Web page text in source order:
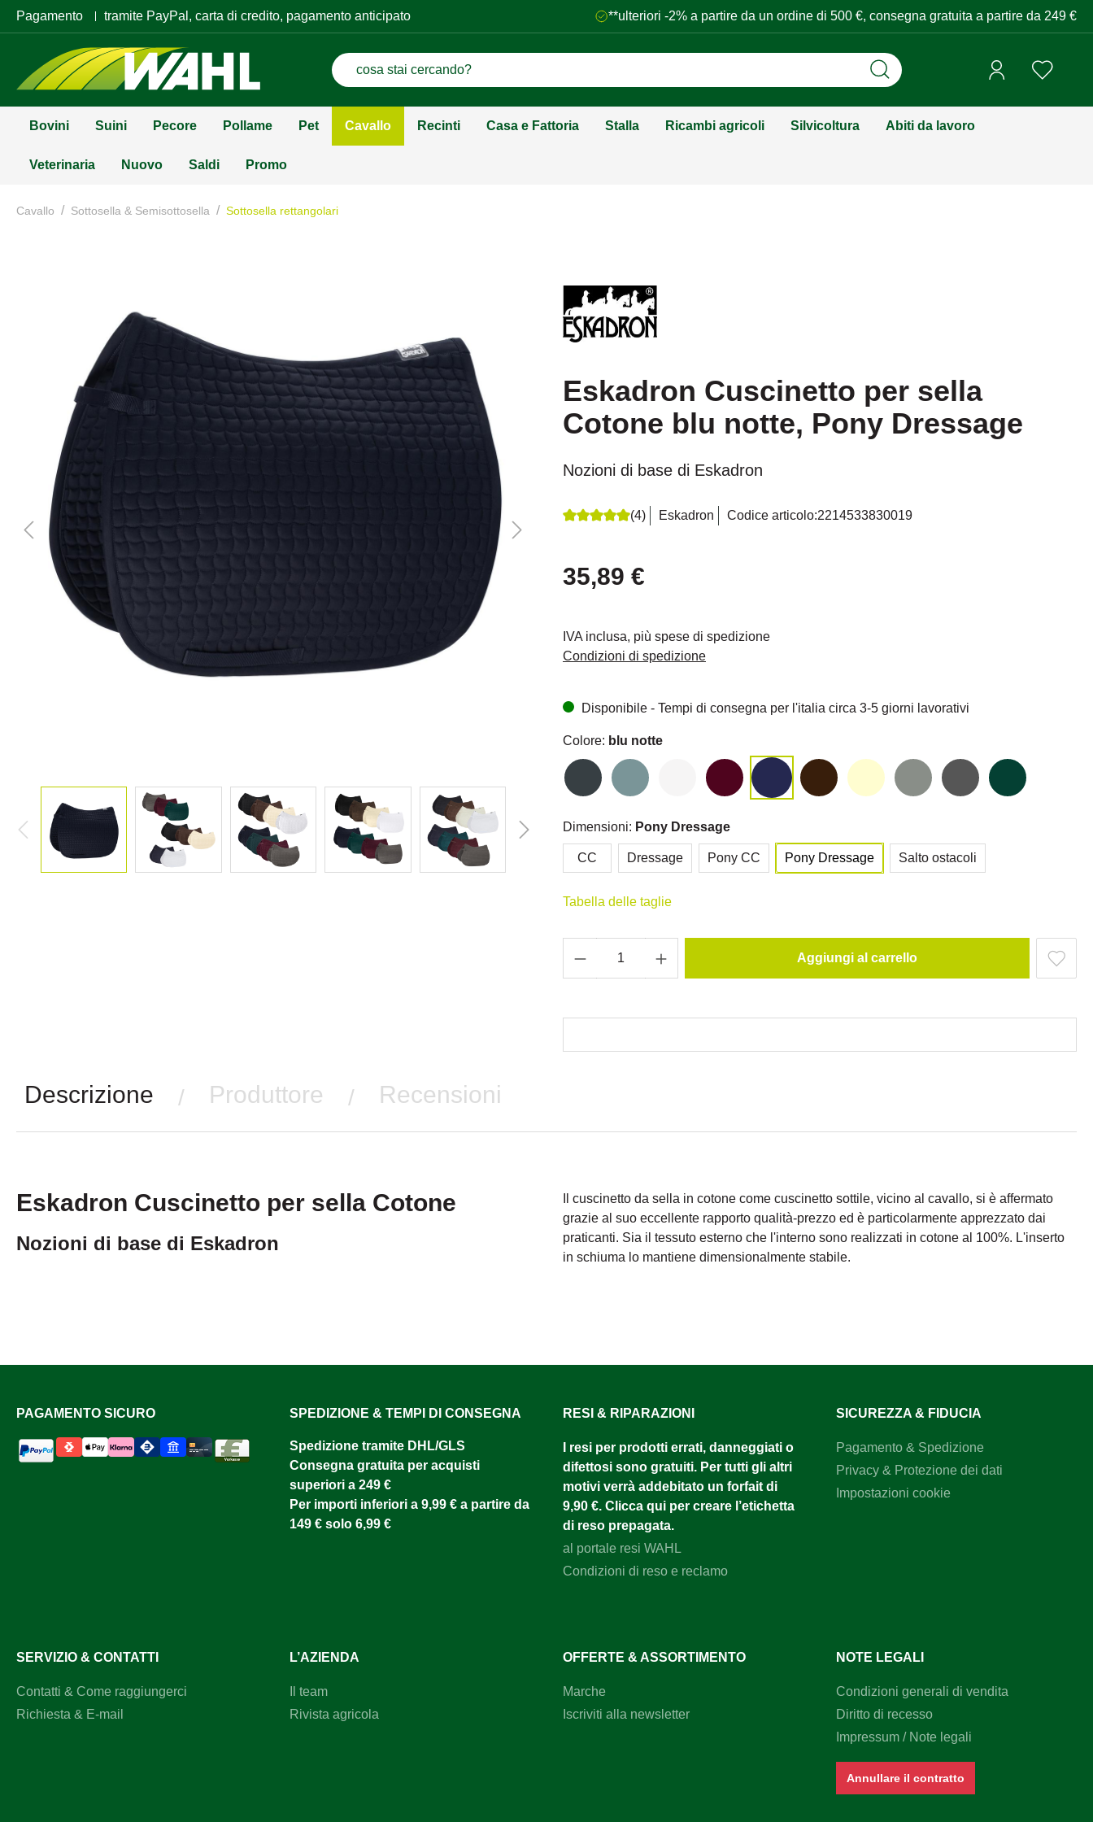
Pagamento tramite PayPal, carta di credito, pagamento anticipato **ulteriori -2% a partire da un ordine di 500 €, consegna gratuita a partire da 249 €
Bovini Suini Pecore Pollame Pet Cavallo Recinti Casa e Fattoria Stalla Ricambi agricoli Silvicoltura Abiti da lavoro
Veterinaria Nuovo Saldi Promo
Cavallo / Sottosella & Semisottosella / Sottosella rettangolari
Eskadron Cuscinetto per sella
Cotone blu notte, Pony Dressage
Nozioni di base di Eskadron
(4) Eskadron Codice articolo:2214533830019
35,89 €
IVA inclusa, più spese di spedizione
Condizioni di spedizione
Disponibile - Tempi di consegna per l'italia circa 3-5 giorni lavorativi
Colore: blu notte
Dimensioni: Pony Dressage
CC Dressage Pony CC Pony Dressage Salto ostacoli
Tabella delle taglie
Aggiungi al carrello
Descrizione / Produttore / Recensioni
Eskadron Cuscinetto per sella Cotone
Nozioni di base di Eskadron
Il cuscinetto da sella in cotone come cuscinetto sottile, vicino al cavallo, si è affermato
grazie al suo eccellente rapporto qualità-prezzo ed è particolarmente apprezzato dai
praticanti. Sia il tessuto esterno che l'interno sono realizzati in cotone al 100%. L'inserto
in schiuma lo mantiene dimensionalmente stabile.
PAGAMENTO SICURO SPEDIZIONE & TEMPI DI CONSEGNA
Spedizione tramite DHL/GLS ​
Consegna gratuita per acquisti
superiori a 249 €
Per importi inferiori a 9,99 € a partire da
149 € solo 6,99 €
RESI & RIPARAZIONI
I resi per prodotti errati, danneggiati o
difettosi sono gratuiti. Per tutti gli altri
motivi verrà addebitato un forfait di
9,90 €. Clicca qui per creare l’etichetta
di reso prepagata.
al portale resi WAHL
Condizioni di reso e reclamo
SICUREZZA & FIDUCIA
Pagamento & Spedizione
Privacy & Protezione dei dati
Impostazioni cookie
SERVIZIO & CONTATTI
Contatti & Come raggiungerci
Richiesta & E-mail
L’AZIENDA
Il team
Rivista agricola
OFFERTE & ASSORTIMENTO
Marche
Iscriviti alla newsletter
NOTE LEGALI
Condizioni generali di vendita
Diritto di recesso
Impressum / Note legali
Annullare il contratto